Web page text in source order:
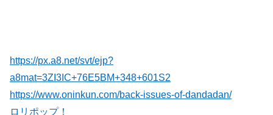
https://px.a8.net/svt/ejp?
a8mat=3ZI3IC+76E5BM+348+601S2
https://www.oninkun.com/back-issues-of-dandadan/
ロリポップ！